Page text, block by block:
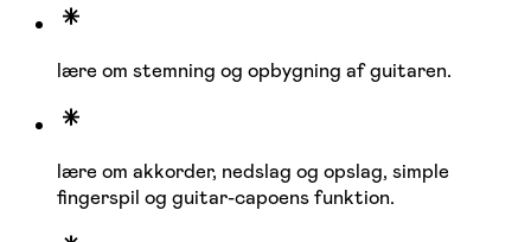
lære om stemning og opbygning af guitaren.
lære om akkorder, nedslag og opslag, simple
fingerspil og guitar-capoens funktion.